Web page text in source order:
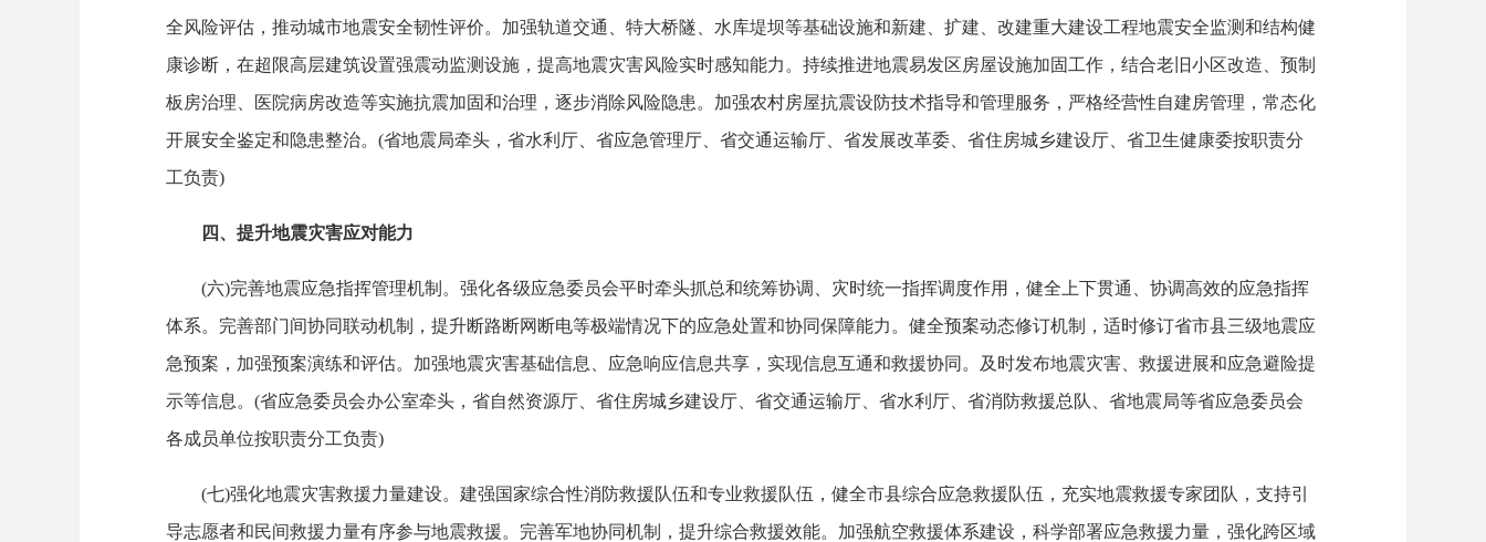
全风险评估，推动城市地震安全韧性评价。加强轨道交通、特大桥隧、水库堤坝等基础设施和新建、扩建、改建重大建设工程地震安全监测和结构健
康诊断，在超限高层建筑设置强震动监测设施，提高地震灾害风险实时感知能力。持续推进地震易发区房屋设施加固工作，结合老旧小区改造、预制
板房治理、医院病房改造等实施抗震加固和治理，逐步消除风险隐患。加强农村房屋抗震设防技术指导和管理服务，严格经营性自建房管理，常态化
开展安全鉴定和隐患整治。(省地震局牵头，省水利厅、省应急管理厅、省交通运输厅、省发展改革委、省住房城乡建设厅、省卫生健康委按职责分
工负责)
四、提升地震灾害应对能力
(六)完善地震应急指挥管理机制。强化各级应急委员会平时牵头抓总和统筹协调、灾时统一指挥调度作用，健全上下贯通、协调高效的应急指挥
体系。完善部门间协同联动机制，提升断路断网断电等极端情况下的应急处置和协同保障能力。健全预案动态修订机制，适时修订省市县三级地震应
急预案，加强预案演练和评估。加强地震灾害基础信息、应急响应信息共享，实现信息互通和救援协同。及时发布地震灾害、救援进展和应急避险提
示等信息。(省应急委员会办公室牵头，省自然资源厅、省住房城乡建设厅、省交通运输厅、省水利厅、省消防救援总队、省地震局等省应急委员会
各成员单位按职责分工负责)
(七)强化地震灾害救援力量建设。建强国家综合性消防救援队伍和专业救援队伍，健全市县综合应急救援队伍，充实地震救援专家团队，支持引
导志愿者和民间救援力量有序参与地震救援。完善军地协同机制，提升综合救援效能。加强航空救援体系建设，科学部署应急救援力量，强化跨区域